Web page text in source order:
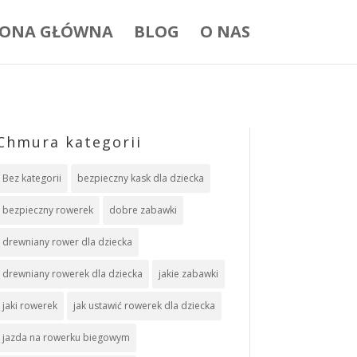
GŁÓWNA BLOG O NAS
kategorii
Bez kategorii bezpieczny kask dla dziecka
bezpieczny rowerek dobre zabawki
drewniany rower dla dziecka
drewniany rowerek dla dziecka jakie zabawki
jaki rowerek jak ustawić rowerek dla dziecka
jazda na rowerku biegowym